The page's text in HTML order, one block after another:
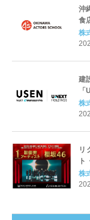
沖
食
沖
を
株
建
株
リ
ト
46
ト
株